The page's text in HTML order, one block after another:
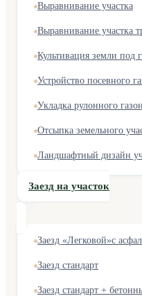
Выравнивание участка
Выравнивание
Культивация земли под
Устройство посевного
Укладка рулонного
Отсыпка земельного
Ландшафтный дизайн
Заезд на участок
Заезд «Легковой»с
Заезд стандарт
Заезд стандарт +